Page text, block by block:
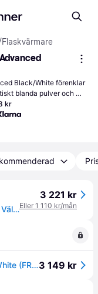
Flaskvärmare
Black/White förenklar
blanda pulver och
behov för varje måltid.
kr
Baby Brezza Formula Pro Advanced Välling & Ersättningsmaskin 1 st
3 221 kr
Eller 1 110 kr/mån
Baby Brezza - Formula Pro Advanced White (FRP0046)3 149 kr